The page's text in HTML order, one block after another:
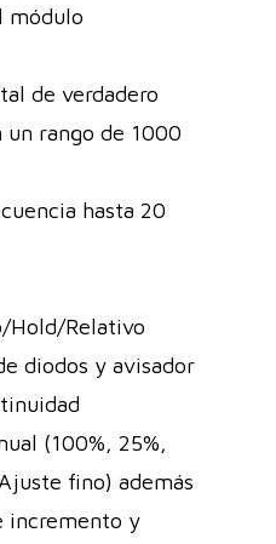
módulo
de verdadero
rango de 1000
hasta 20
Hold/Relativo
diodos y avisador
(100%, 25%,
fino) además
incremento y